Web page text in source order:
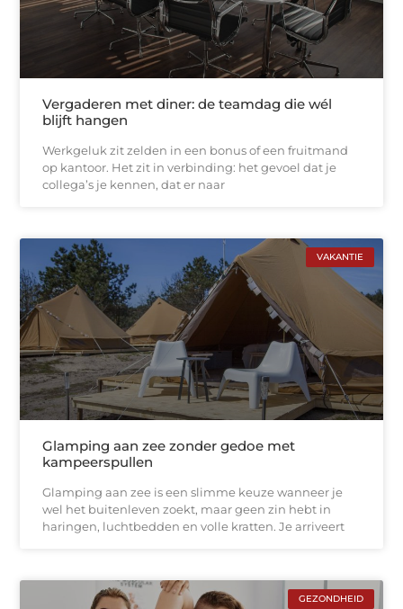
Vergaderen met diner: de teamdag die wél
blijft hangen
Werkgeluk zit zelden in een bonus of een fruitmand
op kantoor. Het zit in verbinding: het gevoel dat je
collega’s je kennen, dat er naar
VAKANTIE
Glamping aan zee zonder gedoe met
kampeerspullen
Glamping aan zee is een slimme keuze wanneer je
wel het buitenleven zoekt, maar geen zin hebt in
haringen, luchtbedden en volle kratten. Je arriveert
GEZONDHEID